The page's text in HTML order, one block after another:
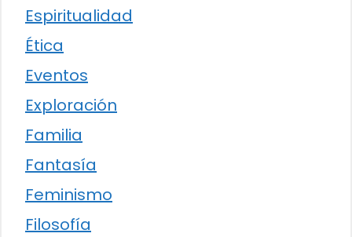
Espiritualidad
Ética
Eventos
Exploración
Familia
Fantasía
Feminismo
Filosofía